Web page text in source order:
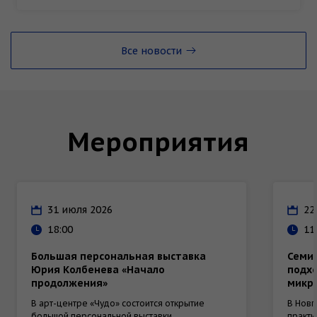
Все новости
Мероприятия
31 июля 2026
18:00
Большая персональная выставка
Юрия Колбенева «Начало
продолжения»
В арт-центре «Чудо» состоится открытие
В